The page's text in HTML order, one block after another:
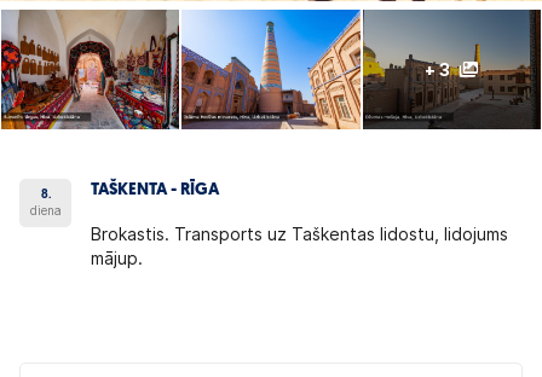
+ 3
8.
diena
TAŠKENTA - RĪGA
Brokastis. Transports uz Taškentas lidostu, lidojums
mājup.